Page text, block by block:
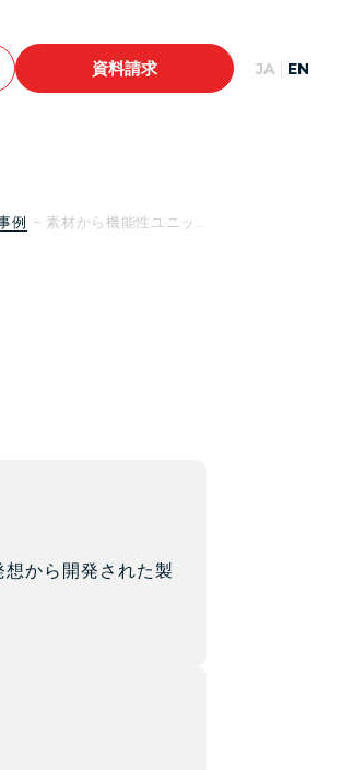
資料請求 JA EN
例 素材から機能性ユニッ…
から開発された製